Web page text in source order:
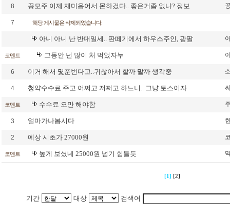
8 꽁모주 이제 재미읍어서 몬하겄다.. 좋은거좀 없냐? 정보
7 해당 게시물은 삭제되었습니다.
아니 아니 난 반대일세.. 판떼기에서 하우스주인, 광팔
코멘트 그동안 넌 많이 처 먹었자누
6 이거 해서 몇푼번다고..귀찮아서 할까 말까 생각중
4 청약수수료 주고 어쩌고 저쩌고 하느니.. 그냥 토스이자
코멘트 수수료 오만 해야함
3 얼마가나봅시다
2 예상 시초가 27000원
코멘트 높게 보셨네 25000원 넘기 힘들듯
[1] [2]
기간 대상 검색어